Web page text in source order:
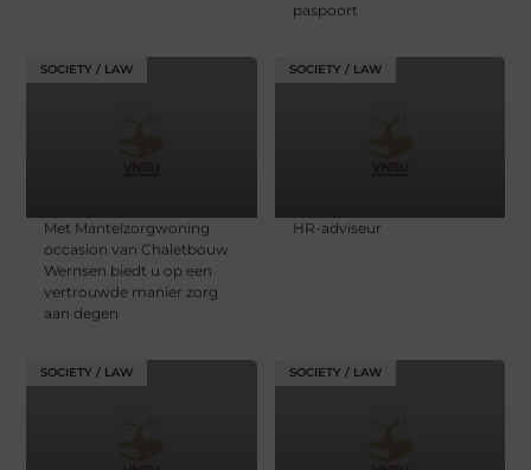
paspoort
SOCIETY / LAW
Met Mantelzorgwoning
occasion van Chaletbouw
Wernsen biedt u op een
vertrouwde manier zorg
aan degen
SOCIETY / LAW
HR-adviseur
SOCIETY / LAW SOCIETY / LAW